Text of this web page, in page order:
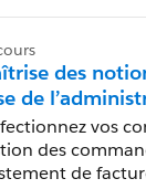
des
de
vos
des
de